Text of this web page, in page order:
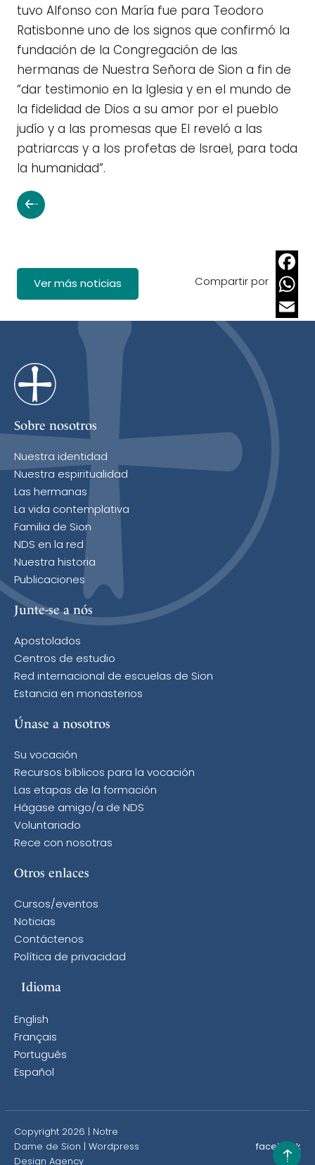
tuvo Alfonso con María fue para Teodoro
Ratisbonne uno de los signos que confirmó la
fundación de la Congregación de las
hermanas de Nuestra Señora de Sion a fin de
“dar testimonio en la Iglesia y en el mundo de
la fidelidad de Dios a su amor por el pueblo
judío y a las promesas que El reveló a las
patriarcas y a los profetas de Israel, para toda
la humanidad”.
Ver más noticias Compartir por
Sobre nosotros
Nuestra identidad
Nuestra espiritualidad
Las hermanas
La vida contemplativa
Familia de Sion
NDS en la red
Nuestra historia
Publicaciones
Junte-se a nós
Apostolados
Centros de estudio
Red internacional de escuelas de Sion
Estancia en monasterios
Únase a nosotros
Su vocación
Recursos bíblicos para la vocación
Las etapas de la formación
Hágase amigo/a de NDS
Voluntariado
Rece con nosotras
Otros enlaces
Cursos/eventos
Noticias
Contáctenos
Política de privacidad
Idioma
English
Français
Português
Español
Copyright 2026 | Notre
Dame de Sion | Wordpress
Design Agency
facebook